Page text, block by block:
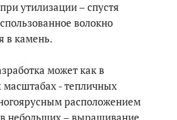
утилизации – спустя
волокно
в камень.
может как в
- тепличных
расположением